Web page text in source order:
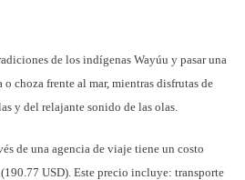
de los indígenas Wayúu y pasar una
o choza frente al mar, mientras disfrutas de
y del relajante sonido de las olas.
de una agencia de viaje tiene un costo
USD). Este precio incluye: transporte